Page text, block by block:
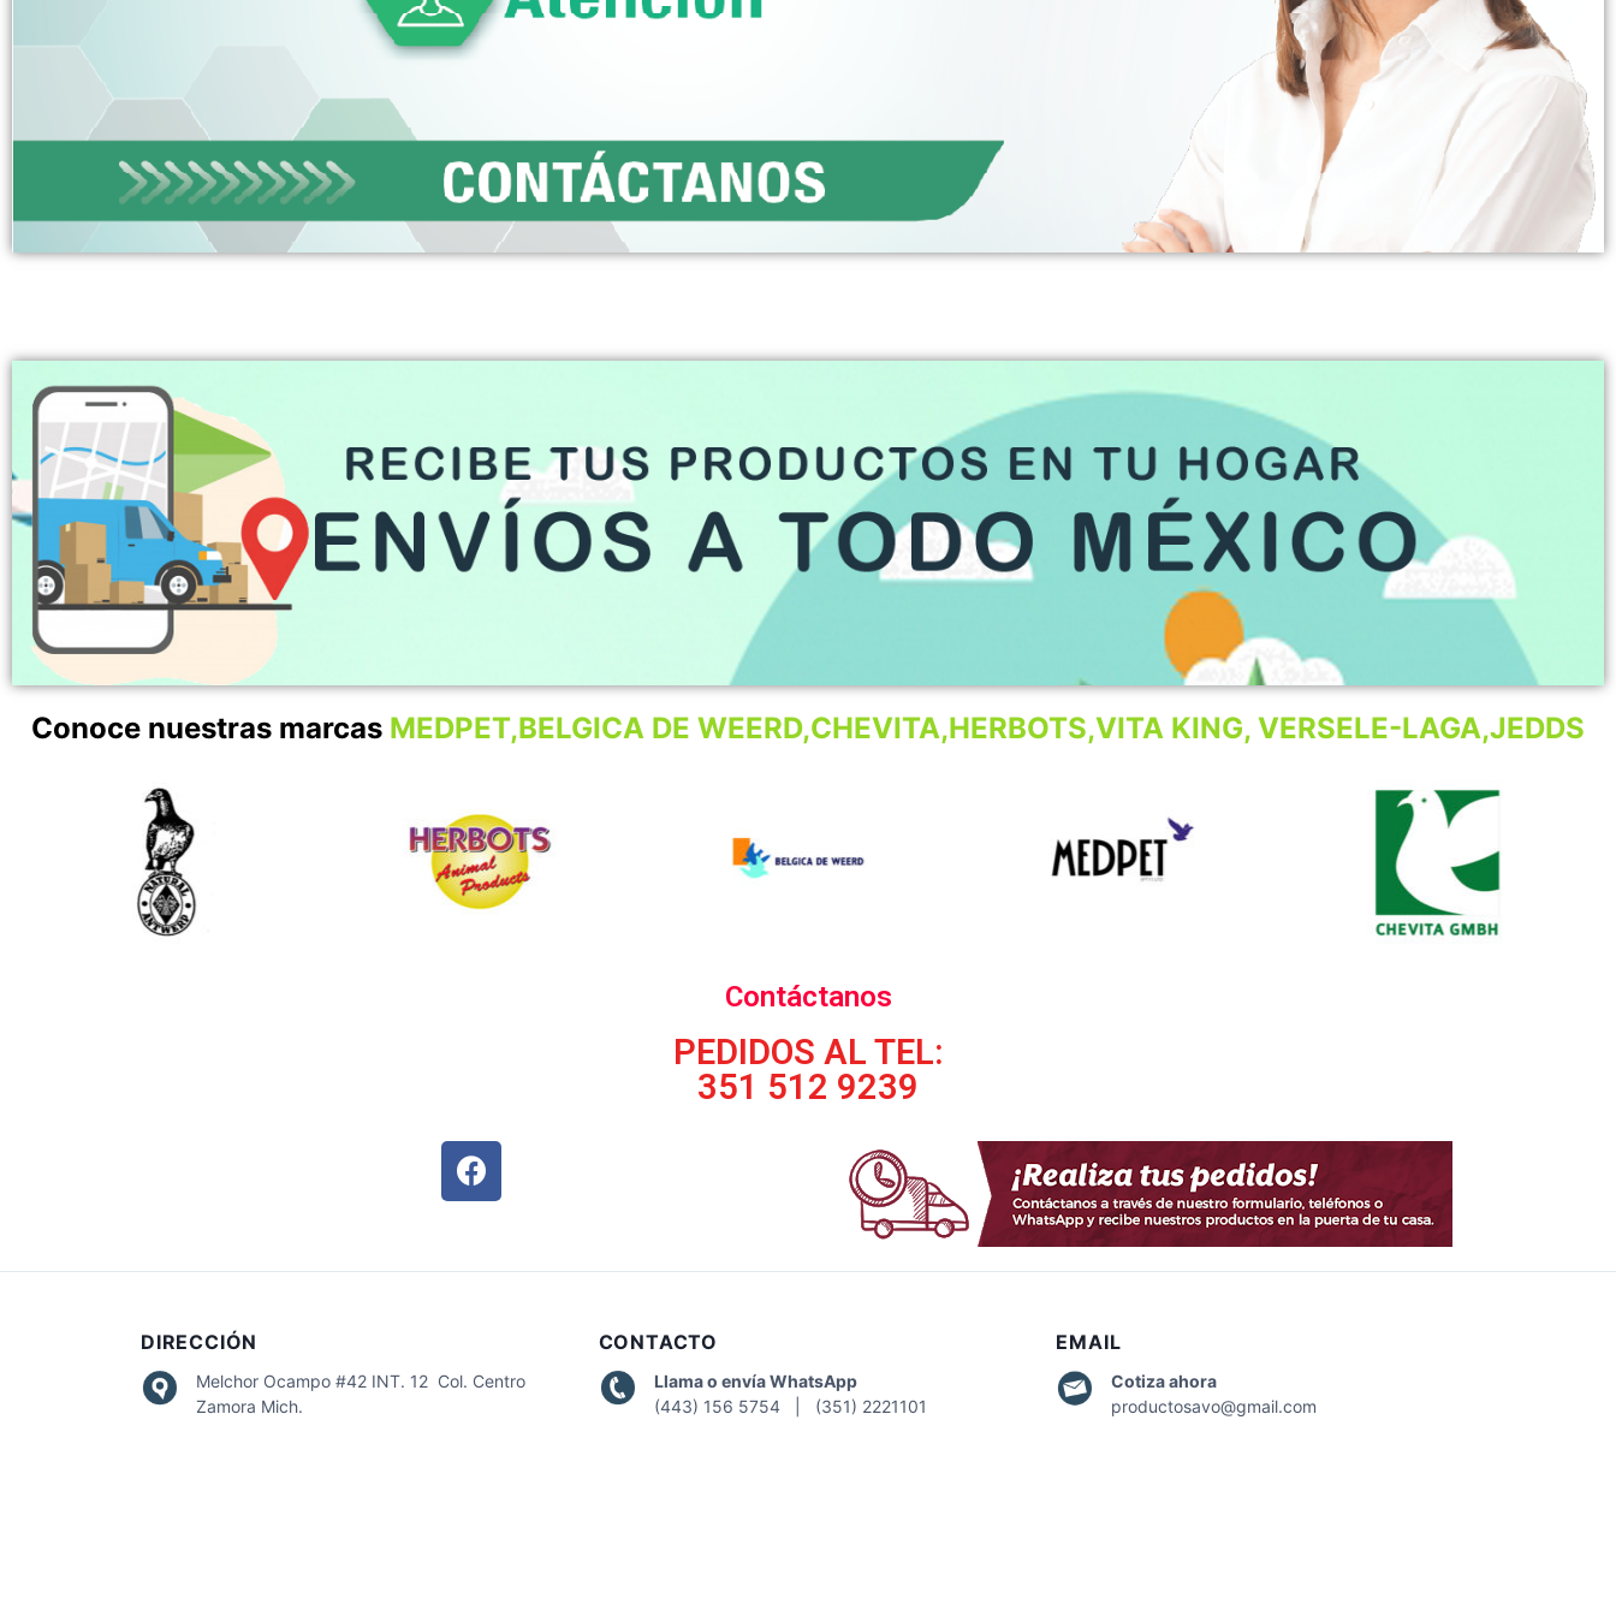
Conoce nuestras marcas MEDPET,BELGICA DE WEERD,CHEVITA,HERBOTS,VITA KING, VERSELE-LAGA,JEDDS
Contáctanos
PEDIDOS AL TEL:
351 512 9239
DIRECCIÓN
Melchor Ocampo #42 INT. 12 Col. Centro
Zamora Mich.
CONTACTO
Llama o envía WhatsApp
(443) 156 5754 | (351) 2221101
EMAIL
Cotizaahora
productosavo@gmail.com